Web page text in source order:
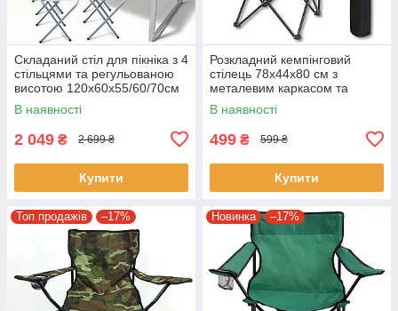
Складаний стіл для пікніка з 4
стільцями та регульованою
висотою 120х60х55/60/70см
В наявності
2 049 ₴ 2 699 ₴
Купити
Розкладний кемпінговий
стілець 78х44х80 см з
металевим каркасом та
тканинною спинкою
В наявності
499 ₴ 599 ₴
Купити
Топ продажів –17% Новинка –17%